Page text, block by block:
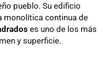
pueblo. Su edificio
monolítica continua de
es uno de los más
y superficie.